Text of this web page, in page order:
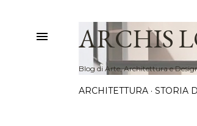
ARCHIS
Blog di Arte, Architettura e
ARCHITETTURA STORIA